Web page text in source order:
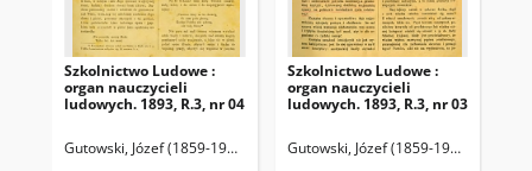
Szkolnictwo Ludowe :
organ nauczycieli
ludowych. 1893, R.3, nr 04
Gutowski, Józef (1859-1916). Redaktor
Szkolnictwo Ludowe :
organ nauczycieli
ludowych. 1893, R.3, nr 03
Gutowski, Józef (1859-1916).